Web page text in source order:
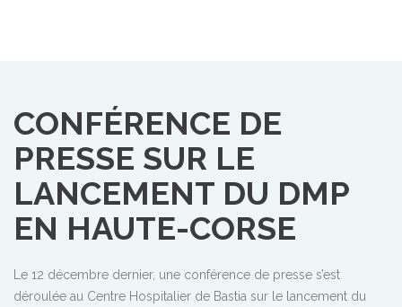
CONFÉRENCE DE
PRESSE SUR LE
LANCEMENT DU DMP
EN HAUTE-CORSE
Le 12 décembre dernier, une conférence de presse s’est
déroulée au Centre Hospitalier de Bastia sur le lancement du